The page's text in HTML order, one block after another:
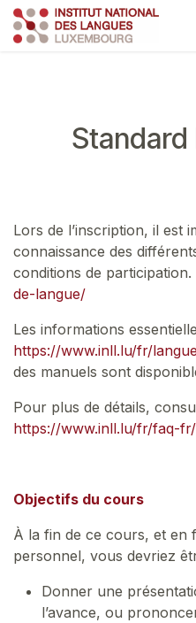
Se rendre au contenu
Standard
Lors de l’inscription, il est
connaissance des
conditions de participation.
de-langue/
Les informations
https://www.inll.lu/fr/
des manuels sont
Pour plus de détails,
https://www.inll.lu/fr/faq-fr/
Objectifs du cours
À la fin de ce cours, et en
personnel, vous devriez
Donner une
l’avance, ou